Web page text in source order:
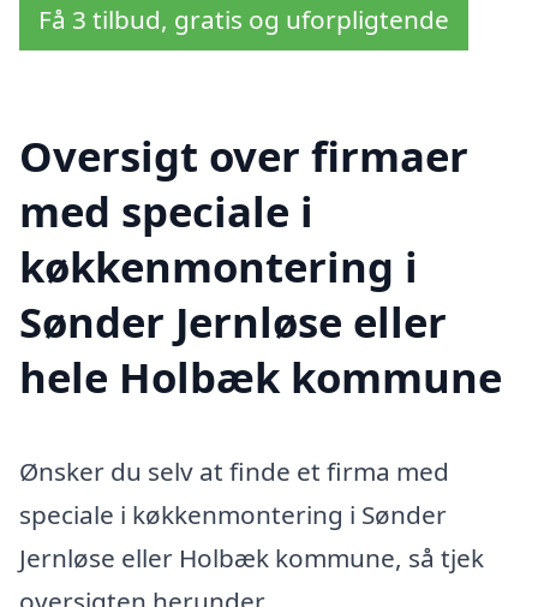
Få 3 tilbud, gratis og uforpligtende
Oversigt over firmaer
med speciale i
køkkenmontering i
Sønder Jernløse eller
hele Holbæk kommune
Ønsker du selv at finde et firma med
speciale i køkkenmontering i Sønder
Jernløse eller Holbæk kommune, så tjek